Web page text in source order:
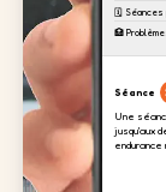
🗓️ Séances
🏥
Séance
Une
jusqu'aux